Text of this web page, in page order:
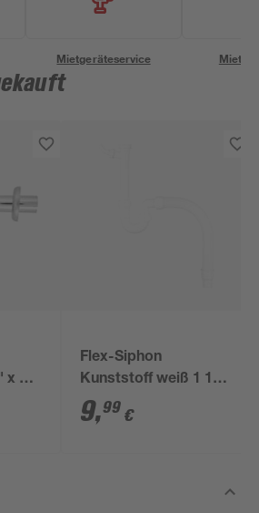
Mietgeräteservice
x 32
Flex-Siphon
Kunststoff weiß 1 1/2'
x 40/50 mm
9,99 €